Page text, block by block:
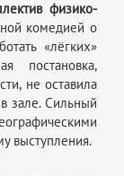
физико-
комедией о
«лёгких»
постановка,
не оставила
зале. Сильный
выступления.